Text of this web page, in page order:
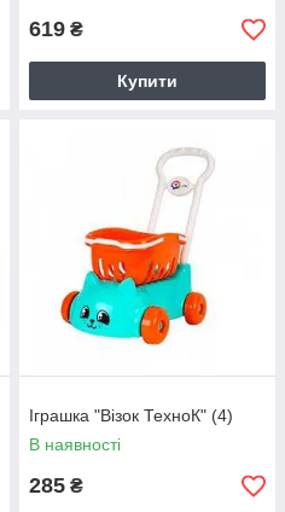
619 ₴
Купити
Іграшка "Візок ТехноК" (4)
В наявності
285 ₴